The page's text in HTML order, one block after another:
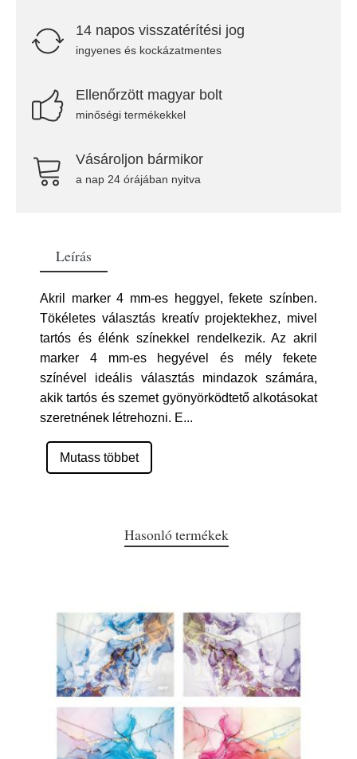
14 napos visszatérítési jog
ingyenes és kockázatmentes
Ellenőrzött magyar bolt
minőségi termékekkel
Vásároljon bármikor
a nap 24 órájában nyitva
Leírás
Akril marker 4 mm-es heggyel, fekete színben.
Tökéletes választás kreatív projektekhez, mivel
tartós és élénk színekkel rendelkezik. Az akril
marker 4 mm-es hegyével és mély fekete
színével ideális választás mindazok számára,
akik tartós és szemet gyönyörködtető alkotásokat
szeretnének létrehozni. E...
Mutass többet
Hasonló termékek